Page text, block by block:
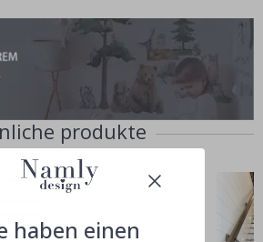
produkte
haben einen